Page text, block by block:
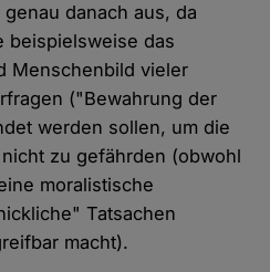
danach aus, da
beispielsweise das
Menschenbild vieler
("Bewahrung der
werden sollen, um die
zu gefährden (obwohl
moralistische
Tatsachen
macht).